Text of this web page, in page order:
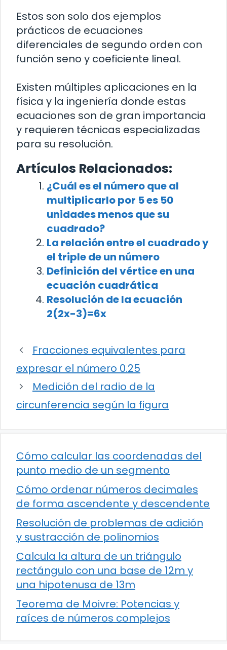
Estos son solo dos ejemplos
prácticos de ecuaciones
diferenciales de segundo orden con
función seno y coeficiente lineal.
Existen múltiples aplicaciones en la
física y la ingeniería donde estas
ecuaciones son de gran importancia
y requieren técnicas especializadas
para su resolución.
Artículos Relacionados:
¿Cuál es el número que al
multiplicarlo por 5 es 50
unidades menos que su
cuadrado?
La relación entre el cuadrado y
el triple de un número
Definición del vértice en una
ecuación cuadrática
Resolución de la ecuación
2(2x-3)=6x
Fracciones equivalentes para
expresar el número 0.25
Medición del radio de la
circunferencia según la figura
Cómo calcular las coordenadas del
punto medio de un segmento
Cómo ordenar números decimales
de forma ascendente y descendente
Resolución de problemas de adición
y sustracción de polinomios
Calcula la altura de un triángulo
rectángulo con una base de 12m y
una hipotenusa de 13m
Teorema de Moivre: Potencias y
raíces de números complejos